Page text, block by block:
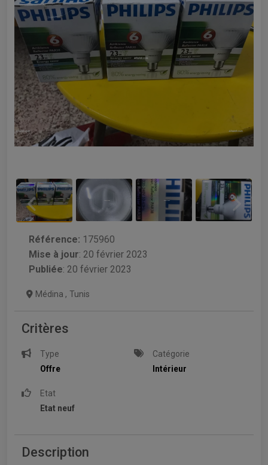
Référence: 175960
Mise à jour: 20 février 2023
Publiée: 20 février 2023
Médina , Tunis
Critères
Type
Offre
Catégorie
Intérieur
Etat
Etat neuf
Description